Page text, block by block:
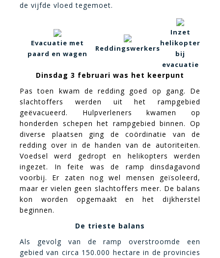
de vijfde vloed tegemoet.
Evacuatie met
paard en wagen
Reddingswerkers
Inzet
helikopter
bij
evacuatie
Dinsdag 3 februari was het keerpunt
Pas toen kwam de redding goed op gang. De
slachtoffers werden uit het rampgebied
geëvacueerd. Hulpverleners kwamen op
honderden schepen het rampgebied binnen. Op
diverse plaatsen ging de coördinatie van de
redding over in de handen van de autoriteiten.
Voedsel werd gedropt en helikopters werden
ingezet. In feite was de ramp dinsdagavond
voorbij. Er zaten nog wel mensen geïsoleerd,
maar er vielen geen slachtoffers meer. De balans
kon worden opgemaakt en het dijkherstel
beginnen.
De trieste balans
Als gevolg van de ramp overstroomde een
gebied van circa 150.000 hectare in de provincies